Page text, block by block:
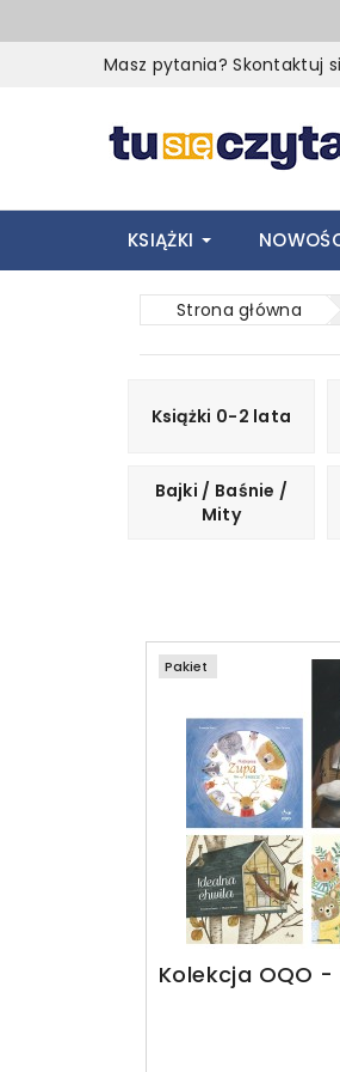
Masz pytania? Skontaktuj
KSIĄŻKI
Strona główna
Książki 0-2 lata
Bajki / Baśnie /
Mity
Pakiet
Kolekcja OQO -